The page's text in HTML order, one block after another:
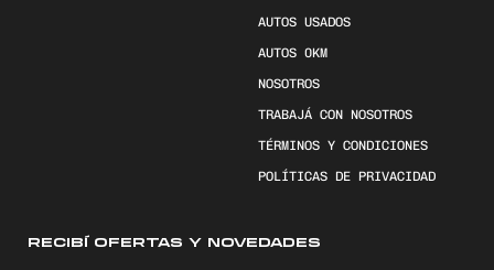
AUTOS USADOS
AUTOS 0KM
NOSOTROS
TRABAJÁ CON NOSOTROS
TÉRMINOS Y CONDICIONES
POLÍTICAS DE PRIVACIDAD
RECIBÍ OFERTAS Y NOVEDADES